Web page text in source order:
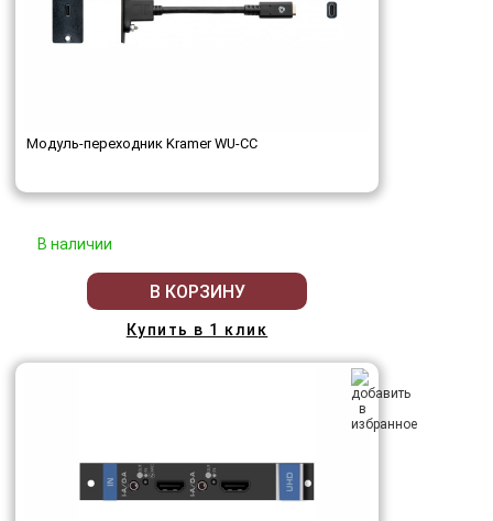
Модуль-переходник Kramer WU-CC
В наличии
В КОРЗИНУ
Купить в 1 клик